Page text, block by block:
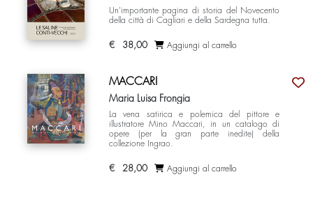
Un'importante pagina di storia del Novecento
della città di Cagliari e della Sardegna tutta.
€ 38,00 Aggiungi al carrello
MACCARI
Maria Luisa Frongia
La vena satirica e polemica del pittore e
illustratore Mino Maccari, in un catalogo di
opere (per la gran parte inedite) della
collezione Ingrao.
€ 28,00 Aggiungi al carrello